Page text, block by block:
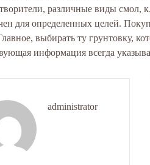
различные виды смол,
для определенных целей.
выбирать ту грунтовку,
информация всегда
administrator